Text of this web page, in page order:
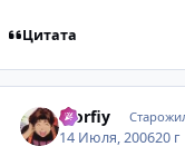
Цитата
Morfiy
14 Июля, 200620 г